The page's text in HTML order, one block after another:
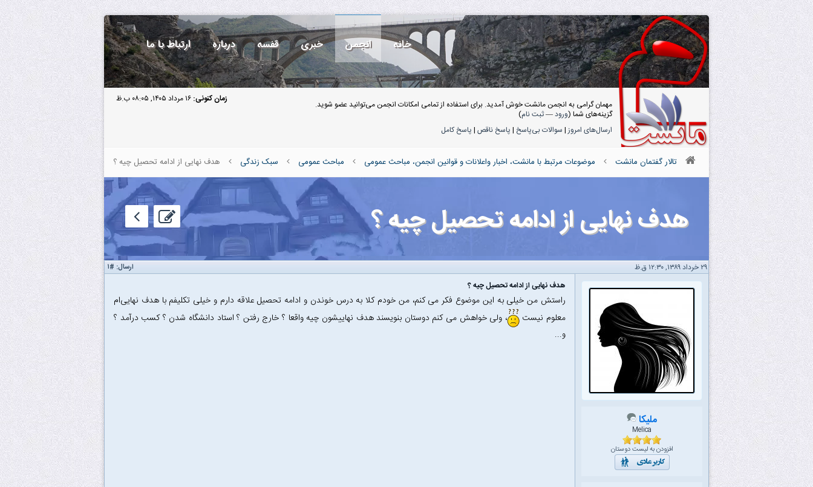
خانه انجمن خبری قفسه درباره ارتباط با ما
زمان کنونی: ۱۶ مرداد ۱۴۰۵, ۰۸:۰۵ ب.ظ
مهمان گرامی به انجمن مانشت خوش آمدید. برای استفاده از تمامی امکانات انجمن می‌توانید عضو شوید.
گزینه‌های شما (ورود—ثبت نام)
ارسال‌های امروز| سوالات بی‌پاسخ | پاسخ ناقص | پاسخ کامل
تالار گفتمان مانشت موضوعات مرتبط با مانشت، اخبار واعلانات و قوانین انجمن، مباحث عمومی مباحث عمومی سبک زندگی هدف نهایی از ادامه تحصیل چیه ؟
هدف نهایی از ادامه تحصیل چیه ؟
ارسال: #۱ ۲۹ خرداد ۱۳۸۹, ۱۲:۳۰ ق.ظ
ملیکا
Melica
افزودن به لیست دوستان
هدف نهایی از ادامه تحصیل چیه ؟
راستش من خیلی به این موضوع فکر می کنم‌، من خودم کلا به درس خوندن و ادامه تحصیل علاقه دارم و خیلی تکلیفم با هدف نهایی‌ام
معلوم نیست
، ولی خواهش می کنم دوستان بنویسند هدف نهاییشون چیه واقعا ؟ خارج رفتن ؟ استاد دانشگاه شدن ؟ کسب درآمد ؟
و...